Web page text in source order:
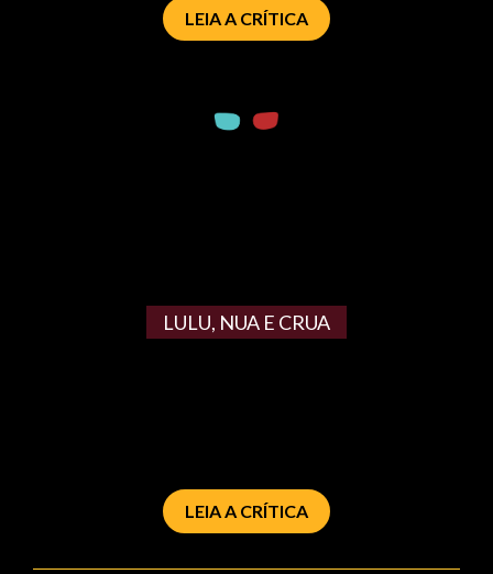
LEIA A CRÍTICA
LULU, NUA E CRUA
LEIA A CRÍTICA